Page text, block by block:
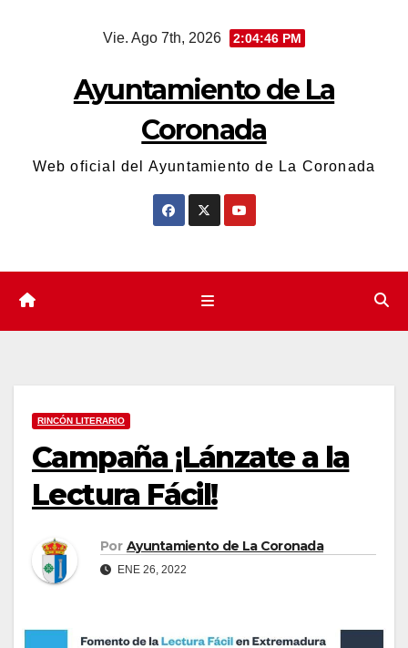
Vie. Ago 7th, 2026 2:04:46 PM
Ayuntamiento de La
Coronada
Web oficial del Ayuntamiento de La Coronada
RINCÓN LITERARIO
Campaña ¡Lánzate a la
Lectura Fácil!
Por Ayuntamiento de La Coronada
ENE 26, 2022